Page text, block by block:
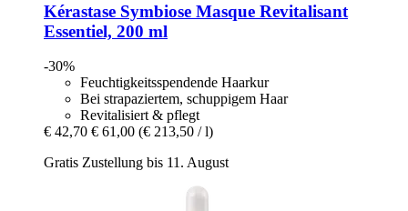
Kérastase Symbiose Masque Revitalisant
Essentiel, 200 ml
-30%
Feuchtigkeitsspendende Haarkur
Bei strapaziertem, schuppigem Haar
Revitalisiert & pflegt
€ 42,70 € 61,00 (€ 213,50 / l)
Gratis Zustellung bis 11. August